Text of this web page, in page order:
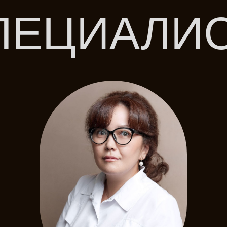
Врач-косметолог
Карпова Раджана
Тюлегеновна